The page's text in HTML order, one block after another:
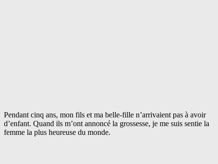
Pendant cinq ans, mon fils et ma belle-fille n’arrivaient pas à avoir
d’enfant. Quand ils m’ont annoncé la grossesse, je me suis sentie la
femme la plus heureuse du monde.